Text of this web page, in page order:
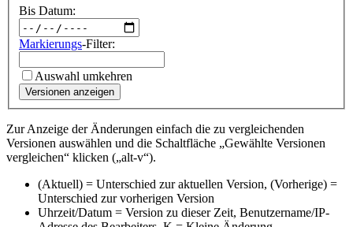
Bis Datum:
Markierungs-Filter:
Auswahl umkehren
Versionen anzeigen
Zur Anzeige der Änderungen einfach die zu vergleichenden
Versionen auswählen und die Schaltfläche „Gewählte Versionen
vergleichen“ klicken („alt-v“).
(Aktuell) = Unterschied zur aktuellen Version, (Vorherige) =
Unterschied zur vorherigen Version
Uhrzeit/Datum = Version zu dieser Zeit, Benutzername/IP-